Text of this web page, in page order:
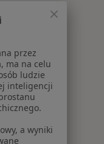
leczone
przez
ma na celu
ludzie
inteligencji
a wyniki